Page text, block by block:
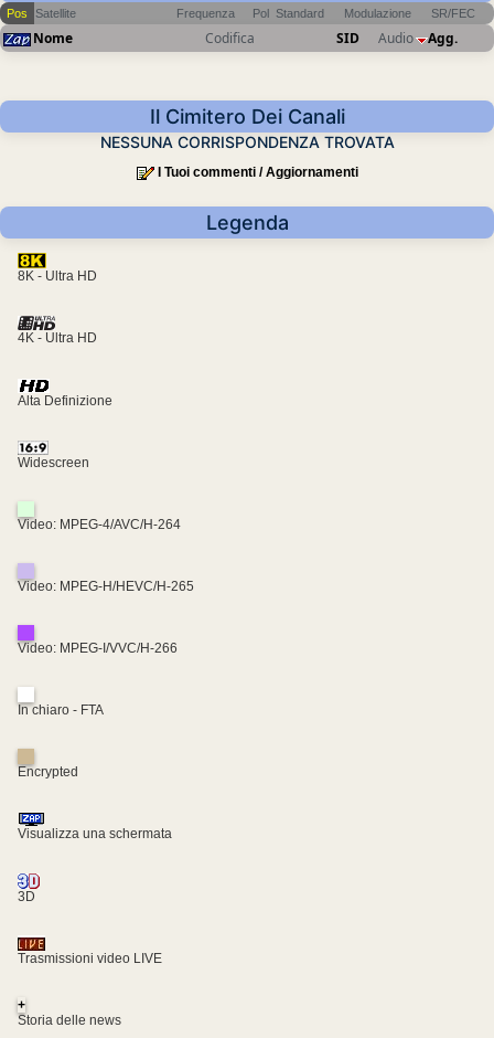
Pos Satellite Frequenza Pol Standard Modulazione SR/FEC
Nome Codifica SID Audio Agg.
Il Cimitero Dei Canali
NESSUNA CORRISPONDENZA TROVATA
I Tuoi commenti / Aggiornamenti
Legenda
8K - Ultra HD
4K - Ultra HD
Alta Definizione
Widescreen
Video: MPEG-4/AVC/H-264
Video: MPEG-H/HEVC/H-265
Video: MPEG-I/VVC/H-266
In chiaro - FTA
Encrypted
Visualizza una schermata
3D
Trasmissioni video LIVE
+
Storia delle news